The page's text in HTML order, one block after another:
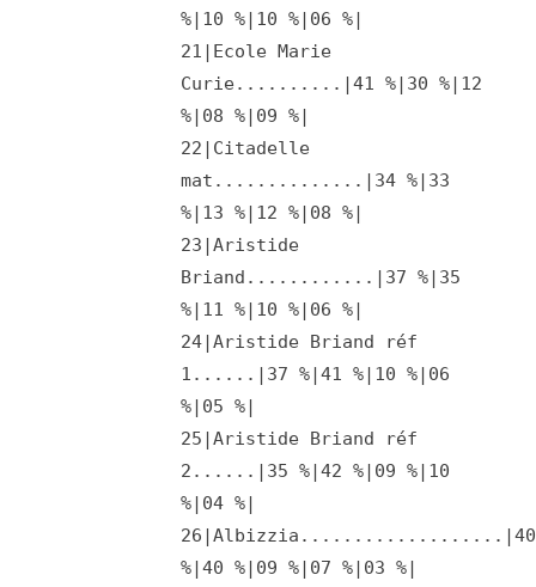
%|10 %|10 %|06 %|
21|Ecole Marie
Curie..........|41 %|30 %|12
%|08 %|09 %|
22|Citadelle
mat..............|34 %|33
%|13 %|12 %|08 %|
23|Aristide
Briand............|37 %|35
%|11 %|10 %|06 %|
24|Aristide Briand réf
1......|37 %|41 %|10 %|06
%|05 %|
25|Aristide Briand réf
2......|35 %|42 %|09 %|10
%|04 %|
26|Albizzia...................|40
%|40 %|09 %|07 %|03 %|